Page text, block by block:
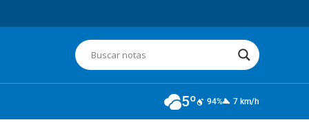
5º 94% 7 km/h